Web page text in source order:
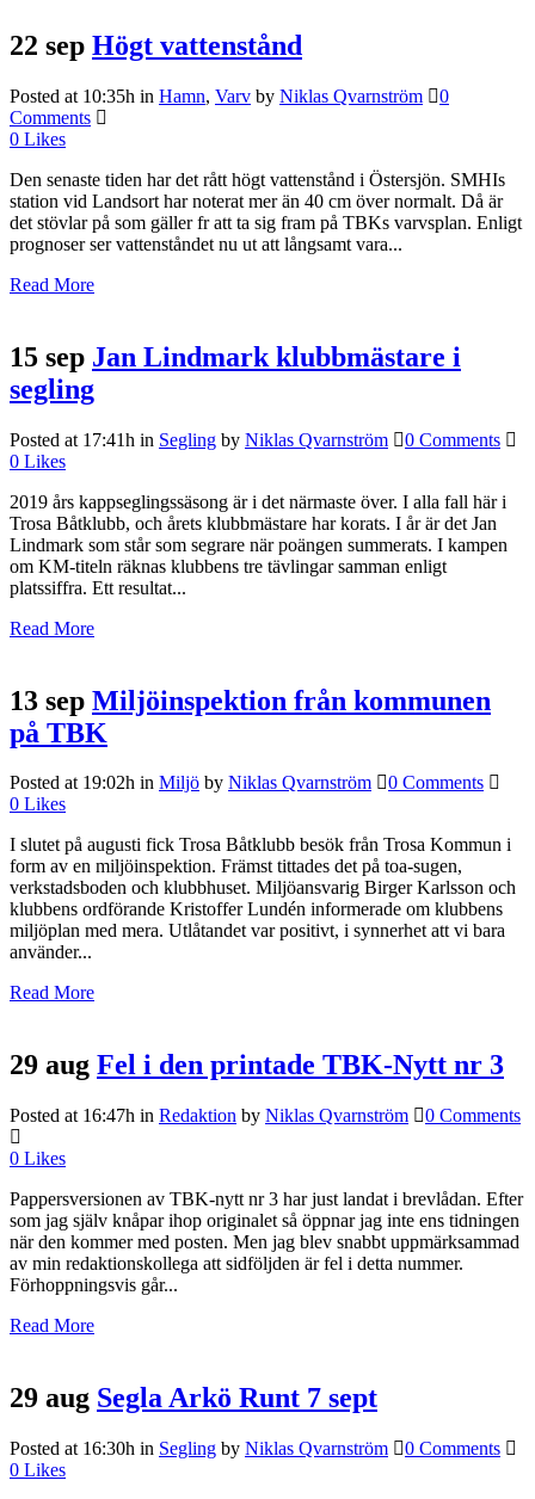
22 sep Högt vattenstånd
Posted at 10:35h in Hamn, Varv by Niklas Qvarnström
0
Comments
0 Likes
Den senaste tiden har det rått högt vattenstånd i Östersjön. SMHIs
station vid Landsort har noterat mer än 40 cm över normalt. Då är
det stövlar på som gäller fr att ta sig fram på TBKs varvsplan. Enligt
prognoser ser vattenståndet nu ut att långsamt vara...
Read More
15 sep Jan Lindmark klubbmästare i
segling
Posted at 17:41h in Segling by Niklas Qvarnström
0 Comments
0 Likes
2019 års kappseglingssäsong är i det närmaste över. I alla fall här i
Trosa Båtklubb, och årets klubbmästare har korats. I år är det Jan
Lindmark som står som segrare när poängen summerats. I kampen
om KM-titeln räknas klubbens tre tävlingar samman enligt
platssiffra. Ett resultat...
Read More
13 sep Miljöinspektion från kommunen
på TBK
Posted at 19:02h in Miljö by Niklas Qvarnström
0 Comments
0 Likes
I slutet på augusti fick Trosa Båtklubb besök från Trosa Kommun i
form av en miljöinspektion. Främst tittades det på toa-sugen,
verkstadsboden och klubbhuset. Miljöansvarig Birger Karlsson och
klubbens ordförande Kristoffer Lundén informerade om klubbens
miljöplan med mera. Utlåtandet var positivt, i synnerhet att vi bara
använder...
Read More
29 aug Fel i den printade TBK-Nytt nr 3
Posted at 16:47h in Redaktion by Niklas Qvarnström 0 Comments
0 Likes
Pappersversionen av TBK-nytt nr 3 har just landat i brevlådan. Efter
som jag själv knåpar ihop originalet så öppnar jag inte ens tidningen
när den kommer med posten. Men jag blev snabbt uppmärksammad
av min redaktionskollega att sidföljden är fel i detta nummer.
Förhoppningsvis går...
Read More
29 aug Segla Arkö Runt 7 sept
Posted at 16:30h in Segling by Niklas Qvarnström
0 Comments
0 Likes